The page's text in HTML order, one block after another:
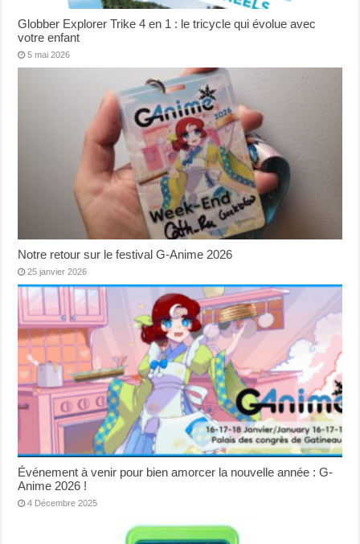
Globber Explorer Trike 4 en 1 : le tricycle qui évolue avec
votre enfant
5 mai 2026
Notre retour sur le festival G-Anime 2026
25 janvier 2026
Événement à venir pour bien amorcer la nouvelle année : G-
Anime 2026 !
4 Décembre 2025